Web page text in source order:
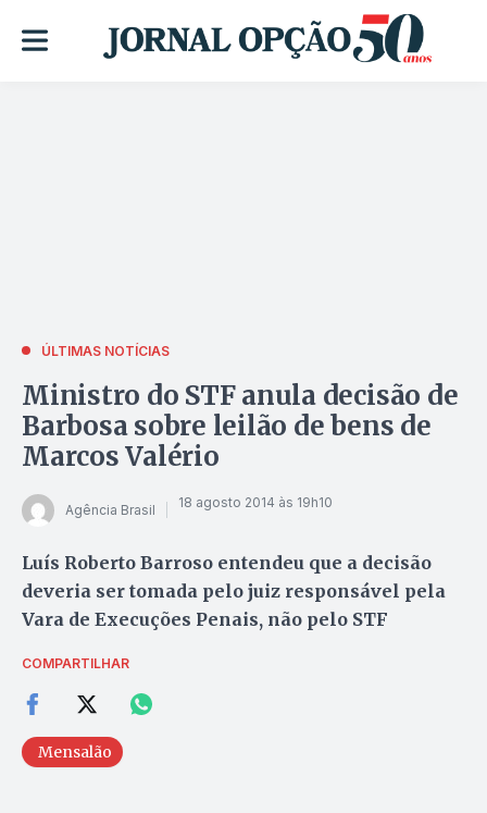
ÚLTIMAS NOTÍCIAS
Ministro do STF anula decisão de
Barbosa sobre leilão de bens de
Marcos Valério
Agência Brasil 18 agosto 2014 às 19h10
Luís Roberto Barroso entendeu que a decisão
deveria ser tomada pelo juiz responsável pela
Vara de Execuções Penais, não pelo STF
COMPARTILHAR
Mensalão